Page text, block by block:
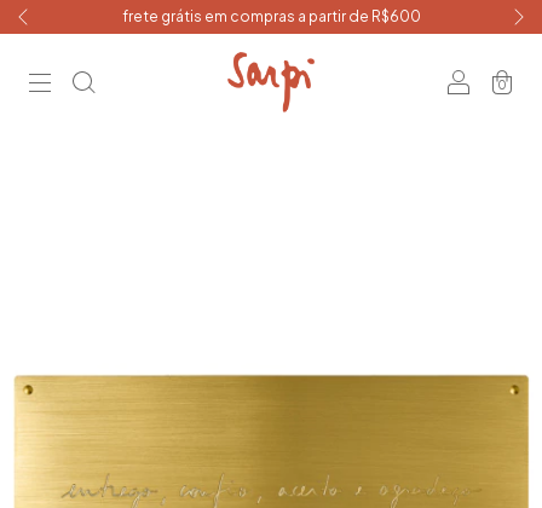
frete grátis em compras a partir de R$600
0